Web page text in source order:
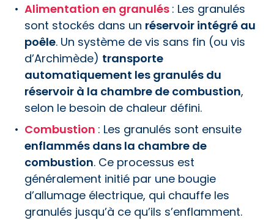
Alimentation en granulés : Les granulés
sont stockés dans un réservoir intégré au
poêle. Un système de vis sans fin (ou vis
d’Archimède) transporte
automatiquement les granulés du
réservoir à la chambre de combustion,
selon le besoin de chaleur défini.
Combustion : Les granulés sont ensuite
enflammés dans la chambre de
combustion. Ce processus est
généralement initié par une bougie
d’allumage électrique, qui chauffe les
granulés jusqu’à ce qu’ils s’enflamment.